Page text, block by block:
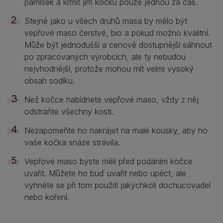
pamlsek a krmit jím kočku pouze jednou za čas.
Stejně jako u všech druhů masa by mělo být
vepřové maso čerstvé, bio a pokud možno kvalitní.
Může být jednodušší a cenově dostupnější sáhnout
po zpracovaných výrobcích, ale ty nebudou
nejvhodnější, protože mohou mít velmi vysoký
obsah sodíku.
Než kočce nabídnete vepřové maso, vždy z něj
odstraňte všechny kosti.
Nezapomeňte ho nakrájet na malé kousky, aby ho
vaše kočka snáze strávila.
Vepřové maso byste měli před podáním kočce
uvařit. Můžete ho buď uvařit nebo upéct, ale
vyhněte se při tom použití jakýchkoli dochucovadel
nebo koření.